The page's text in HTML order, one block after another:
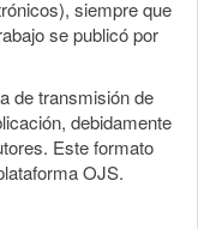
siempre que
se publicó por
de transmisión de
debidamente
Este formato
OJS.